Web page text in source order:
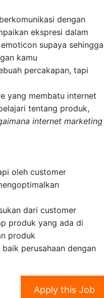
dengan
ekspresi dalam
supaya sehingga
kamu
percakapan, tapi
yang membatu internet
tentang produk,
internet marketing
oleh customer
dari customer
produk yang ada di
produk
perusahaan dengan
Apply this Job